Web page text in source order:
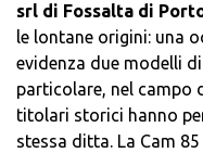
srl di Fossalta di
le lontane origini: una
evidenza due modelli
particolare, nel campo
titolari storici hanno
stessa ditta. La Cam